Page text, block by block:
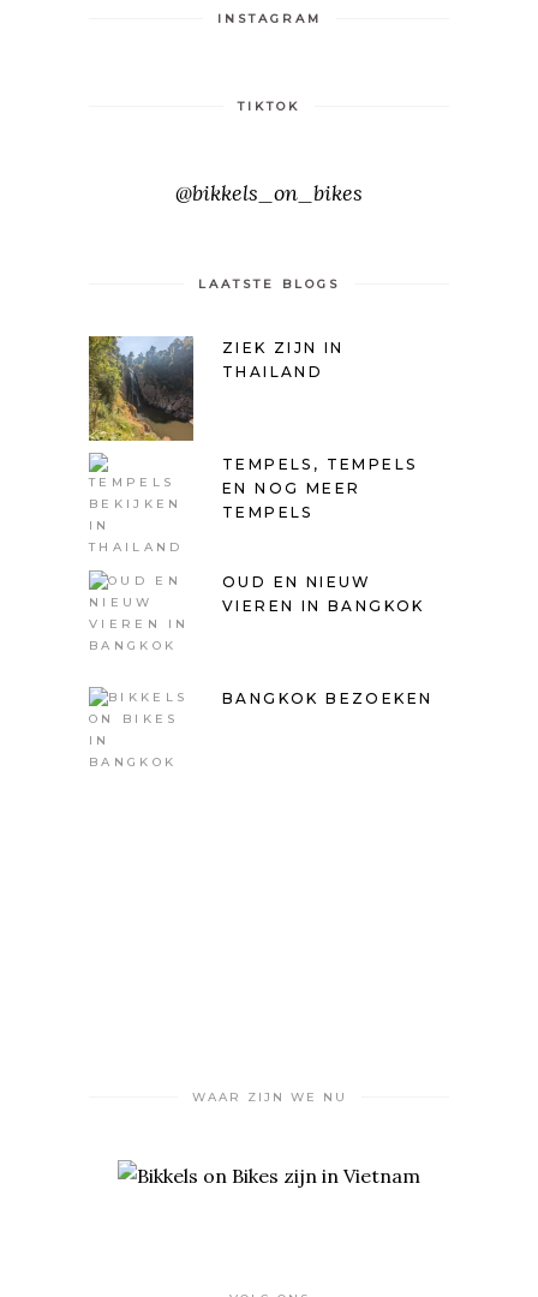
INSTAGRAM
TIKTOK
@bikkels_on_bikes
LAATSTE BLOGS
ZIEK ZIJN IN
THAILAND
TEMPELS, TEMPELS
EN NOG MEER
TEMPELS
OUD EN NIEUW
VIEREN IN BANGKOK
BANGKOK BEZOEKEN
WAAR ZIJN WE NU